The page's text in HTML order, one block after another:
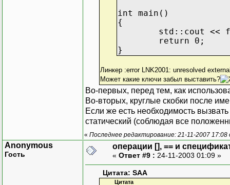
int main()
{
std::cout <<
return 0;
}
Линкер :error LNK2001: unresolved
Может какие ключи забыл выставить?
Во-первых, перед тем, как
Во-вторых, круглые скобки после
Если же есть необходимость
статический (соблюдая все
« Последнее редактирование: 21-11-2007 17:08
Anonymous
Гость
операции [], == и
« Ответ #9 : 24-11-2003 01:09 »
Цитата: SAA
Цитата